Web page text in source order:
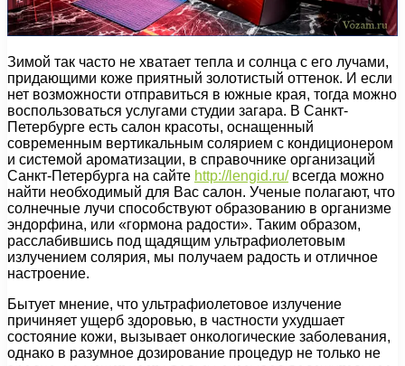
Зимой так часто не хватает тепла и солнца с его лучами,
придающими коже приятный золотистый оттенок. И если
нет возможности отправиться в южные края, тогда можно
воспользоваться услугами студии загара. В Санкт-
Петербурге есть салон красоты, оснащенный
современным вертикальным солярием с кондиционером
и системой ароматизации, в справочнике организаций
Санкт-Петербурга на сайте http://lengid.ru/всегда можно
найти необходимый для Вас салон. Ученые полагают, что
солнечные лучи способствуют образованию в организме
эндорфина, или «гормона радости». Таким образом,
расслабившись под щадящим ультрафиолетовым
излучением солярия, мы получаем радость и отличное
настроение.
Бытует мнение, что ультрафиолетовое излучение
причиняет ущерб здоровью, в частности ухудшает
состояние кожи, вызывает онкологические заболевания,
однако в разумное дозирование процедур не только не